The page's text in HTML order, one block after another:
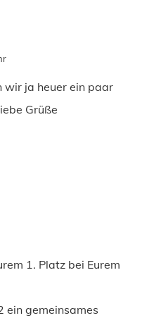
wir ja heuer ein paar
Grüße
1. Platz bei Eurem
ein gemeinsames